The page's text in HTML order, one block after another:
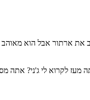
את ארתור אבל הוא מאוהב